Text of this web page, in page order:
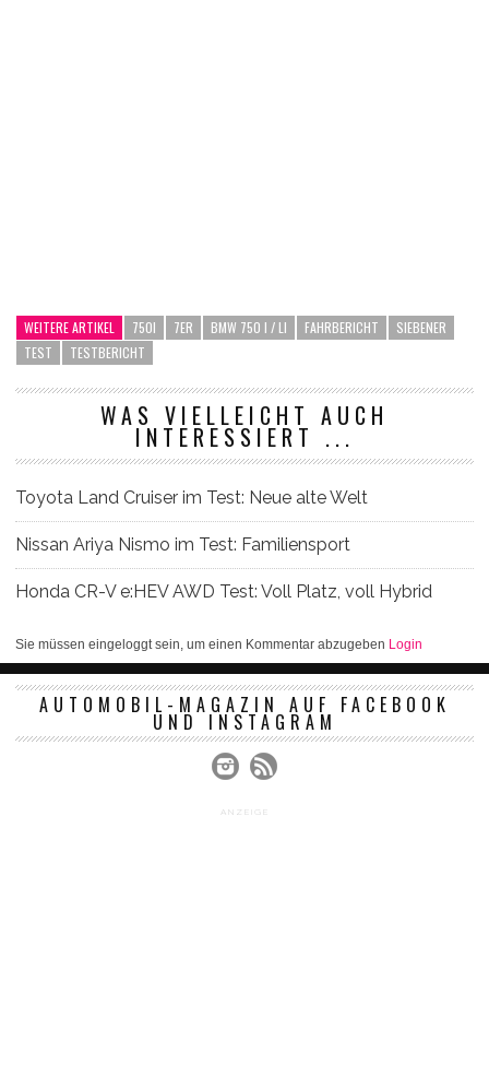
WEITERE ARTIKEL 750I 7ER BMW 750 I / LI FAHRBERICHT
SIEBENER
TEST
TESTBERICHT
WAS VIELLEICHT AUCH
INTERESSIERT ...
Toyota Land Cruiser im Test: Neue alte Welt
Nissan Ariya Nismo im Test: Familiensport
Honda CR-V e:HEV AWD Test: Voll Platz, voll Hybrid
Sie müssen eingeloggt sein, um einen Kommentar abzugeben Login
AUTOMOBIL-MAGAZIN AUF FACEBOOK
UND INSTAGRAM
ANZEIGE